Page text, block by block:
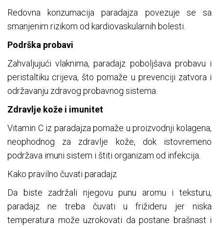
Redovna konzumacija paradajza povezuje se sa
smanjenim rizikom od kardiovaskularnih bolesti.
Podrška probavi
Zahvaljujući vlaknima, paradajz poboljšava probavu i
peristaltiku crijeva, što pomaže u prevenciji zatvora i
održavanju zdravog probavnog sistema.
Zdravlje kože i imunitet
Vitamin C iz paradajza pomaže u proizvodnji kolagena,
neophodnog za zdravlje kože, dok istovremeno
podržava imuni sistem i štiti organizam od infekcija.
Kako pravilno čuvati paradajz
Da biste zadržali njegovu punu aromu i teksturu,
paradajz ne treba čuvati u frižideru jer niska
temperatura može uzrokovati da postane brašnast i